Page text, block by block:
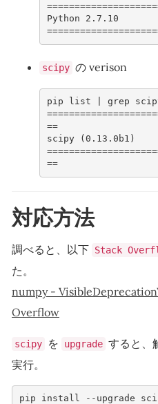
Python 2.7.10
scipy の verison
pip list | grep
==
scipy (0.13.0b1)
==
対応方法
調べると、以下 Stack
た。
numpy -
Overflow
scipy を upgrade すると、
実行。
pip install --upgrade